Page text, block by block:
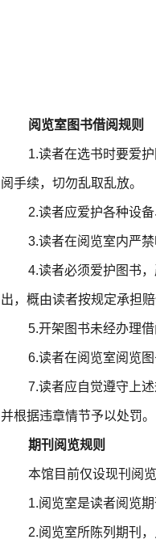
阅览室图书借阅规则
1.读者在选书时要爱
阅手续，切勿乱取乱放。
2.读者应爱护各种设
3.读者在阅览室内严
4.读者必须爱护图书
出，概由读者按规定承担
5.开架图书未经办理
6.读者在阅览室阅览
7.读者应自觉遵守上
并根据违章情节予以处罚。
期刊阅览规则
本馆目前仅设现刊阅
1.阅览室是读者阅览
2.阅览室所陈列期刊